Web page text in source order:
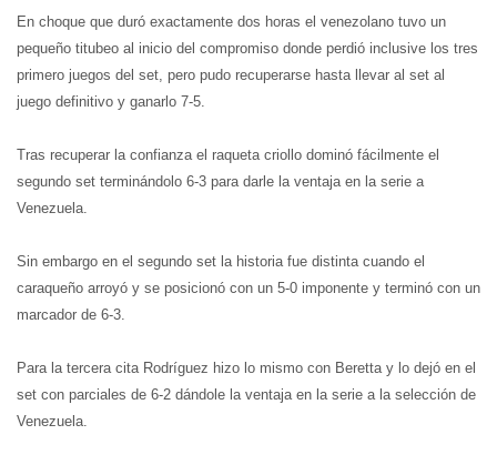
En choque que duró exactamente dos horas el venezolano tuvo un
pequeño titubeo al inicio del compromiso donde perdió inclusive los tres
primero juegos del set, pero pudo recuperarse hasta llevar al set al
juego definitivo y ganarlo 7-5.
Tras recuperar la confianza el raqueta criollo dominó fácilmente el
segundo set terminándolo 6-3 para darle la ventaja en la serie a
Venezuela.
Sin embargo en el segundo set la historia fue distinta cuando el
caraqueño arroyó y se posicionó con un 5-0 imponente y terminó con un
marcador de 6-3.
Para la tercera cita Rodríguez hizo lo mismo con Beretta y lo dejó en el
set con parciales de 6-2 dándole la ventaja en la serie a la selección de
Venezuela.